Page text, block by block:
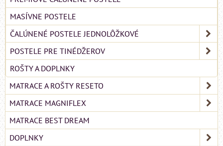
MASÍVNE POSTELE
ČALÚNENÉ POSTELE JEDNOLÔŽKOVÉ
POSTELE PRE TINÉDŽEROV
ROŠTY A DOPLNKY
MATRACE A ROŠTY RESETO
MATRACE MAGNIFLEX
MATRACE BEST DREAM
DOPLNKY